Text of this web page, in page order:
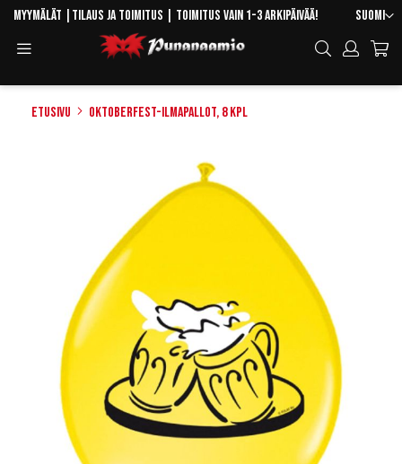
Skip
Content
Kieli
Suomi
Myymälät Tilaus ja toimitus | Toimitus vain 1-3 arkipäivää!
Hae
Etusivu Oktoberfest-ilmapallot, 8 kpl